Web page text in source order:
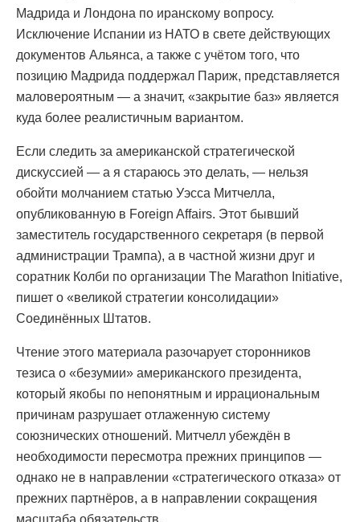
Мадрида и Лондона по иранскому вопросу.
Исключение Испании из НАТО в свете действующих
документов Альянса, а также с учётом того, что
позицию Мадрида поддержал Париж, представляется
маловероятным — а значит, «закрытие баз» является
куда более реалистичным вариантом.
Если следить за американской стратегической
дискуссией — а я стараюсь это делать, — нельзя
обойти молчанием статью Уэсса Митчелла,
опубликованную в Foreign Affairs. Этот бывший
заместитель государственного секретаря (в первой
администрации Трампа), а в частной жизни друг и
соратник Колби по организации The Marathon Initiative,
пишет о «великой стратегии консолидации»
Соединённых Штатов.
Чтение этого материала разочарует сторонников
тезиса о «безумии» американского президента,
который якобы по непонятным и иррациональным
причинам разрушает отлаженную систему
союзнических отношений. Митчелл убеждён в
необходимости пересмотра прежних принципов —
однако не в направлении «стратегического отказа» от
прежних партнёров, а в направлении сокращения
масштаба обязательств.